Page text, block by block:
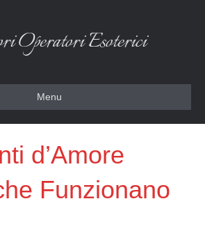
Operatori Esoterici
Menu
d’Amore
Funzionano